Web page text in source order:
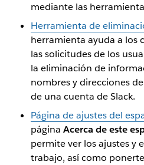
mediante las
Herramienta de
herramienta ayuda a los
las solicitudes de los
la eliminación de
nombres y direcciones
de una cuenta de Slack.
Página de ajustes del
página Acerca de este
permite ver los ajustes y
trabajo, así como